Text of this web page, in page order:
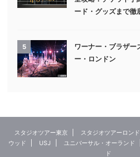
ード・グッズまで徹
5
ワーナー・ブラザー
ー・ロンドン
スタジオツアー東京 スタジオツアーロン
ウッド
USJ ユニバーサル・オーランド
ド